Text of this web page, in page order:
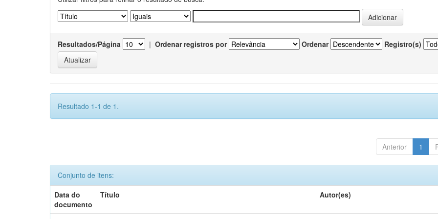
Resultados/Página | Ordenar registros por Ordenar Registro(s)
Resultado 1-1 de 1.
Anterior 1
Conjunto de itens:
Data do
documento
Título Autor(es)